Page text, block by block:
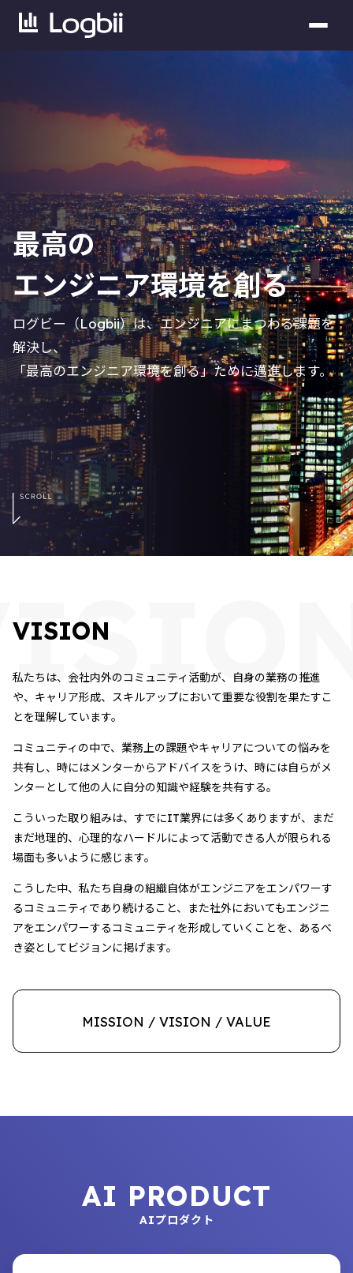
最高の
エンジニア環境を創る
ログビー（Logbii）は、エンジニアにまつわる課題を
解決し、
「最高のエンジニア環境を創る」ために邁進します。
VISION
私たちは、会社内外のコミュニティ活動が、自身の業務の推進
や、キャリア形成、スキルアップにおいて重要な役割を果たすこ
とを理解しています。
コミュニティの中で、業務上の課題やキャリアについての悩みを
共有し、時にはメンターからアドバイスをうけ、時には自らがメ
ンターとして他の人に自分の知識や経験を共有する。
こういった取り組みは、すでにIT業界には多くありますが、まだ
まだ地理的、心理的なハードルによって活動できる人が限られる
場面も多いように感じます。
こうした中、私たち自身の組織自体がエンジニアをエンパワーす
るコミュニティであり続けること、また社外においてもエンジニ
アをエンパワーするコミュニティを形成していくことを、あるべ
き姿としてビジョンに掲げます。
MISSION / VISION / VALUE
AI PRODUCT
AIプロダクト